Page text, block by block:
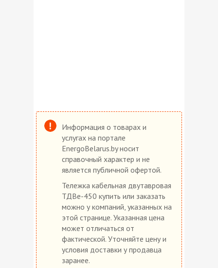
Информация о товарах и
услугах на портале
EnergoBelarus.by носит
справочный характер и не
является публичной офертой.
Тележка кабельная двутавровая
ТДВе-450 купить или заказать
можно у компаний, указанных на
этой странице. Указанная цена
может отличаться от
фактической. Уточняйте цену и
условия доставки у продавца
заранее.